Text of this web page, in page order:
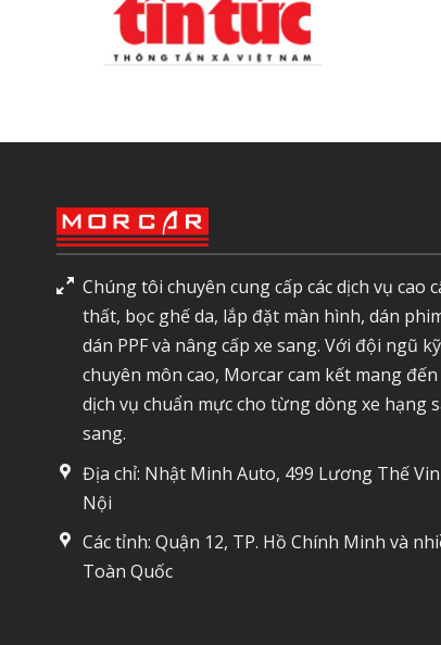
Chúng tôi chuyên cung cấp các dịch vụ cao
thất, bọc ghế da, lắp đặt màn hình, dán
dán PPF và nâng cấp xe sang. Với đội ngũ
chuyên môn cao, Morcar cam kết mang
dịch vụ chuẩn mực cho từng dòng xe hạng
sang.
Địa chỉ: Nhật Minh Auto, 499 Lương Thế
Nội
Các tỉnh: Quận 12, TP. Hồ Chính Minh và
Toàn Quốc